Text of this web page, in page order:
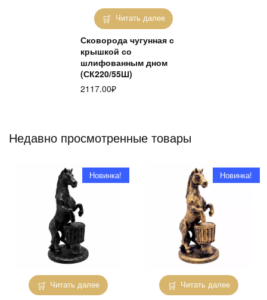
Читать далее
Сковорода чугунная с
крышкой со
шлифованным дном
(СК220/55Ш)
2117.00₽
Недавно просмотренные товары
Читать далее
Новинка!
Читать далее
Новинка!